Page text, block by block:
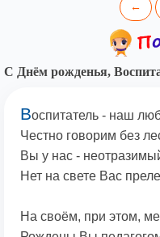
←
С Днём рожденья,
Воспитатель - наш
Честно говорим без
Вы у нас -
Нет на свете Вас
На своём, при этом,